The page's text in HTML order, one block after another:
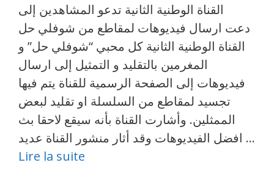
القناة الوطنية الثانية تدعو المشاهدين إلى
ارسال فيديوهات لمقاطع من شوفلي حل‎ دعت
القناة الوطنية الثانية كل محبي “شوفلي حل” و
المغرمين بالتقليد و التمثيل إلى ارسال
فيديوهات إلى الصفحة الرسمية للقناة يتم فيها
تجسيد لمقاطع من السلسلة او تقليد لبعض
الممثلين. وأشارت القناة بأنه سيقع لاحقا بث
افضل الفيديوهات وقد أثار منشور القناة عديد …
Lire la suite